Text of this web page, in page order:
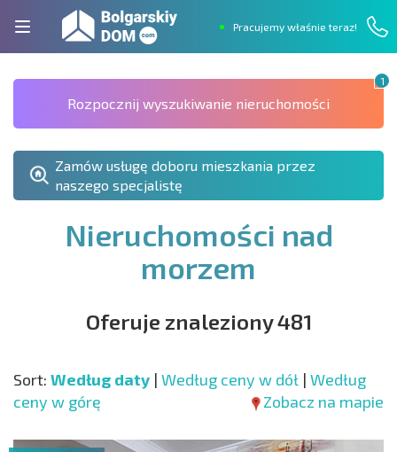
Pracujemy właśnie teraz!
1
Rozpocznij wyszukiwanie nieruchomości
Zamów usługę doboru mieszkania przez
naszego specjalistę
Nieruchomości nad
morzem
Oferuje znaleziony 481
Sort: Według daty | Według ceny w dół | Według
ceny w górę
Zobacz na mapie